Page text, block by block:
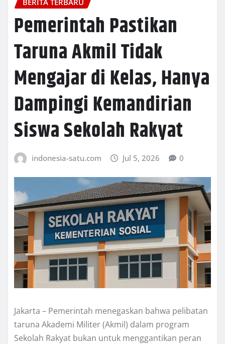
Pemerintah Pastikan
Taruna Akmil Tidak
Mengajar di Kelas, Hanya
Dampingi Kemandirian
Siswa Sekolah Rakyat
indonesia-satu.com Jul 5, 2026 0
Jakarta – Pemerintah menegaskan bahwa pelibatan
taruna Akademi Militer (Akmil) dalam program
Sekolah Rakyat bukan untuk menggantikan peran